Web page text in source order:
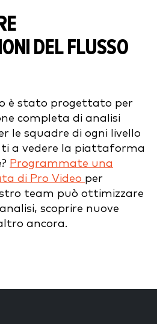
DEL FLUSSO
è stato progettato per
completa di analisi
le squadre di ogni livello
a vedere la piattaforma
Programmate una
di Pro Video per
team può ottimizzare
scoprire nuove
ancora.